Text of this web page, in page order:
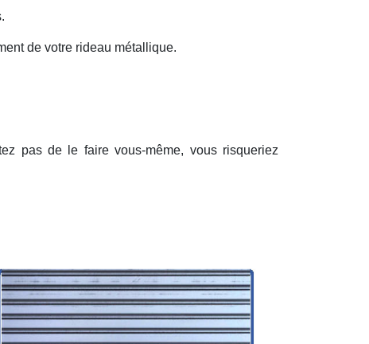
de votre rideau métallique.
pas de le faire vous-même, vous risqueriez